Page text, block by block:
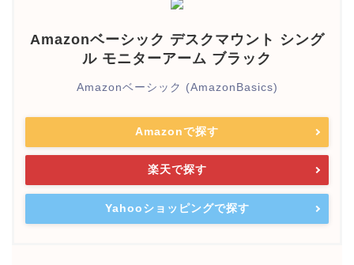
Amazonベーシック デスクマウント シング
ル モニターアーム ブラック
Amazonベーシック (AmazonBasics)
Amazonで探す
楽天で探す
Yahooショッピングで探す